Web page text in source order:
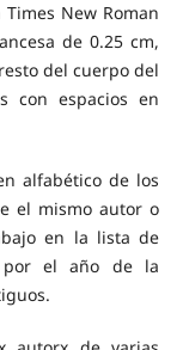
New Roman
de 0.25 cm,
del cuerpo del
con espacios en
alfabético de los
el mismo autor o
en la lista de
por el año de la